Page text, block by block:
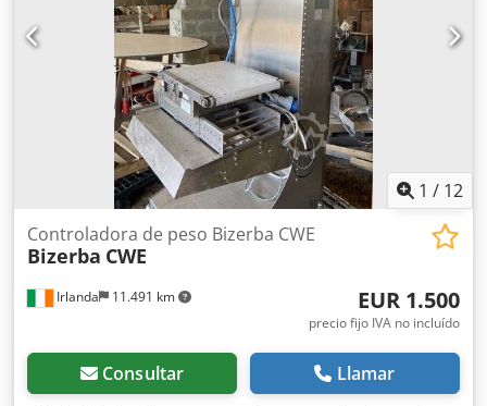
1 / 12
Irlanda 11.491 km
Controladora de peso Bizerba CWE
Bizerba CWE
EUR 1.500
precio fijo IVA no incluído
Consultar Llamar